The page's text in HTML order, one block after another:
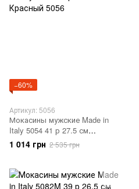
−60%
Артикул: 5056
Мокасины мужские Made in
Italy 5054 41 р 27.5 см
Красный 5056
1 014 грн 2 535 грн